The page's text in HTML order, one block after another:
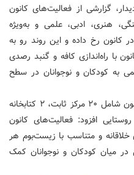
گزارشی از فعالیت‌های کانون
هنری، ادبی، علمی و به‌ویژه
کانون رخ داده و این روند رو به
راه‌اندازی کافه و گنبد رصدی
به کودکان و نوجوانان در سطح
داوری با اشاره به فعالیت ۳۰ مرکز کانون شامل ۲۰ مرکز ثابت، ۲ کتابخانه
و روستایی افزود: فعالیت‌های کانون
و متناسب با زیست‌بوم هر
میان کودکان و نوجوانان کمک